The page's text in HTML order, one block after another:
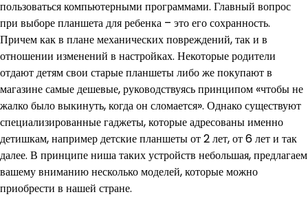
пользоваться компьютерными программами. Главный вопрос
при выборе планшета для ребенка – это его сохранность.
Причем как в плане механических повреждений, так и в
отношении изменений в настройках. Некоторые родители
отдают детям свои старые планшеты либо же покупают в
магазине самые дешевые, руководствуясь принципом «чтобы не
жалко было выкинуть, когда он сломается». Однако существуют
специализированные гаджеты, которые адресованы именно
детишкам, например детские планшеты от 2 лет, от 6 лет и так
далее. В принципе ниша таких устройств небольшая, предлагаем
вашему вниманию несколько моделей, которые можно
приобрести в нашей стране.